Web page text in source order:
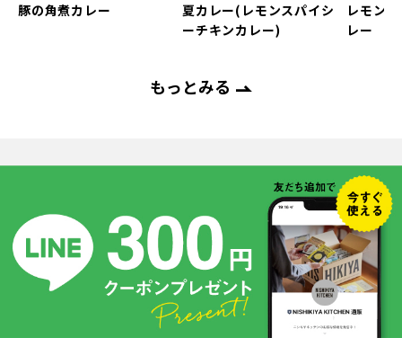
豚の角煮カレー
夏カレー(レモンスパイシ
ーチキンカレー)
レモン
レー
もっとみる